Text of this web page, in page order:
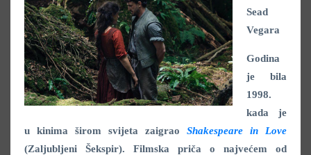
Sead
Vegara
Godina
je bila
1998.
kada je
u kinima širom svijeta zaigrao Shakespeare in Love
(Zaljubljeni Šekspir). Filmska priča o najvećem od